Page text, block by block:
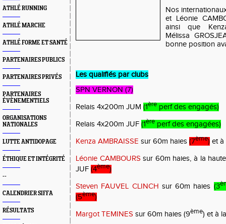
ATHLÉ RUNNING
ATHLÉ MARCHE
ATHLÉ FORME ET SANTÉ
PARTENAIRES PUBLICS
PARTENAIRES PRIVÉS
PARTENAIRES
ÉVÈNEMENTIELS
ORGANISATIONS
NATIONALES
LUTTE ANTIDOPAGE
ÉTHIQUE ET INTÉGRITÉ
--
CALENDRIER SIFFA
RÉSULTATS
Nos
et Léonie
ainsi que
Mélissa
bonne position
Les qualifiés par clubs
SPN VERNON (7)
Relais 4x200m JUM (1ère perf des engagés)
Relais 4x200m JUF (1ère perf des engagées)
Kenza AMBRAISSE sur 60m haies (7ème) et à
Léonie CAMBOURS sur 60m haies, à la
JUF (4ème)
Steven FAUVEL CLINCH sur 60m haies (3
(5ème)
Margot TEMINES sur 60m haies (9ème) et à